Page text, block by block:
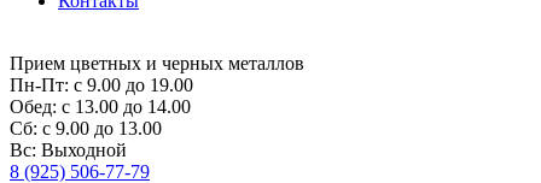
Прием цветных и черных металлов
Пн-Пт: с 9.00 до 19.00
Обед: с 13.00 до 14.00
Сб: с 9.00 до 13.00
Вс: Выходной
8 (925) 506-77-79